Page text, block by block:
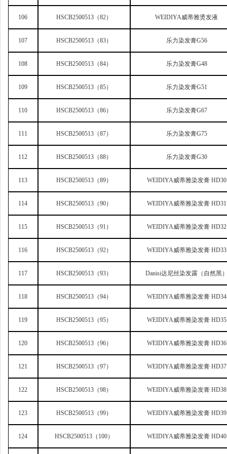
106 HSCB2500513 （82） WEIDIYA威蒂雅烫发液
107 HSCB2500513 （83） 乐力染发膏G56
108 HSCB2500513 （84） 乐力染发膏G48
109 HSCB2500513 （85） 乐力染发膏G51
110 HSCB2500513 （86） 乐力染发膏G67
111 HSCB2500513 （87） 乐力染发膏G75
112 HSCB2500513 （88） 乐力染发膏G30
113 HSCB2500513 （89） WEIDIYA威蒂雅染发膏 HD30
114 HSCB2500513 （90） WEIDIYA威蒂雅染发膏 HD31
115 HSCB2500513 （91） WEIDIYA威蒂雅染发膏 HD32
116 HSCB2500513 （92） WEIDIYA威蒂雅染发膏 HD33
117 HSCB2500513 （93） Danisi达尼丝染发露（自然黑
118 HSCB2500513 （94） WEIDIYA威蒂雅染发膏 HD34
119 HSCB2500513 （95） WEIDIYA威蒂雅染发膏 HD35
120 HSCB2500513 （96） WEIDIYA威蒂雅染发膏 HD36
121 HSCB2500513 （97） WEIDIYA威蒂雅染发膏 HD37
122 HSCB2500513 （98） WEIDIYA威蒂雅染发膏 HD38
123 HSCB2500513 （99） WEIDIYA威蒂雅染发膏 HD39
124 HSCB2500513 （100） WEIDIYA威蒂雅染发膏 HD40